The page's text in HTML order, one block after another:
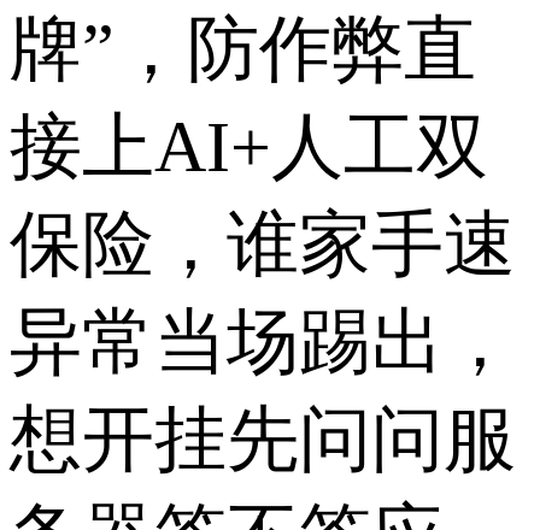
牌”，防作弊直
接上AI+人工双
保险，谁家手速
异常当场踢出，
想开挂先问问服